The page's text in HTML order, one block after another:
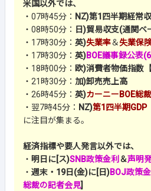
米国以外では、
・07時45分： NZ)第1四半期経常
・08時50分：
日)貿易収支(通関ベ
・17時30分： 英)失業率＆失業保
・17時30分： 英)BOE議事録公表
・18時00分： 欧)消費者物価指数
・21時30分： 加)卸売売上高
・26時45分： 英)カーニーBOE総
・翌7時45分： NZ)第1四半期GDP
に注目が集まる。
経済指標や要人発言以外では、
・ 明日に[ス)SNB政策金利 ＆声明
・ 週末・19日(金)に[日)BOJ政策
総裁の記者会見]